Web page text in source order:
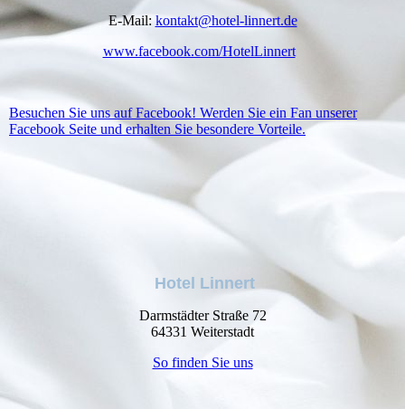
E-Mail: kontakt@hotel-linnert.de
www.facebook.com/HotelLinnert
Besuchen Sie uns auf Facebook! Werden Sie ein Fan unserer
Facebook Seite und erhalten Sie besondere Vorteile.
Hotel Linnert
Darmstädter Straße 72
64331 Weiterstadt
So finden Sie uns